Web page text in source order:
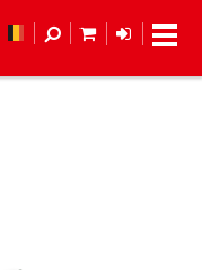
MIJN LOGIN